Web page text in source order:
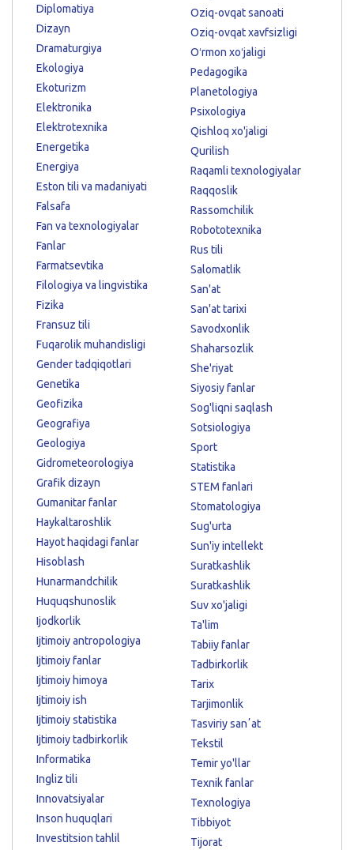
Diplomatiya
Dizayn
Dramaturgiya
Ekologiya
Ekoturizm
Elektronika
Elektrotexnika
Energetika
Energiya
Eston tili va madaniyati
Falsafa
Fan va texnologiyalar
Fanlar
Farmatsevtika
Filologiya va lingvistika
Fizika
Fransuz tili
Fuqarolik muhandisligi
Gender tadqiqotlari
Genetika
Geofizika
Geografiya
Geologiya
Gidrometeorologiya
Grafik dizayn
Gumanitar fanlar
Haykaltaroshlik
Hayot haqidagi fanlar
Hisoblash
Hunarmandchilik
Huquqshunoslik
Ijodkorlik
Ijtimoiy antropologiya
Ijtimoiy fanlar
Ijtimoiy himoya
Ijtimoiy ish
Ijtimoiy statistika
Ijtimoiy tadbirkorlik
Informatika
Ingliz tili
Innovatsiyalar
Inson huquqlari
Investitsion tahlil
Oziq-ovqat sanoati
Oziq-ovqat xavfsizligi
Oʻrmon xoʻjaligi
Pedagogika
Planetologiya
Psixologiya
Qishloq xo'jaligi
Qurilish
Raqamli texnologiyalar
Raqqoslik
Rassomchilik
Robototexnika
Rus tili
Salomatlik
San'at
San'at tarixi
Savodxonlik
Shaharsozlik
She'riyat
Siyosiy fanlar
Sog'liqni saqlash
Sotsiologiya
Sport
Statistika
STEM fanlari
Stomatologiya
Sug'urta
Sun'iy intellekt
Suratkashlik
Suratkashlik
Suv xo'jaligi
Ta'lim
Tabiiy fanlar
Tadbirkorlik
Tarix
Tarjimonlik
Tasviriy sanʼat
Tekstil
Temir yo'llar
Texnik fanlar
Texnologiya
Tibbiyot
Tijorat